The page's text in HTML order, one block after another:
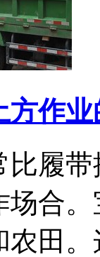
方作
比履
场合
农田